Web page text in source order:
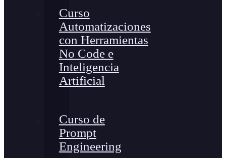
Curso
Automatizaciones
con Herramientas
No Code e
Inteligencia
Artificial
Curso de
Prompt
Engineering